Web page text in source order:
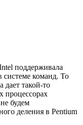
поддерживала
системе команд. То
дает такой-то
процессорах
будем
деления в Pentium